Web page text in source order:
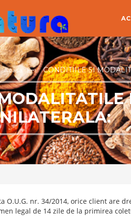
Acasa —› CONDITIILE SI
O.U.G. nr. 34/2014, orice client are
legal de 14 zile de la primirea